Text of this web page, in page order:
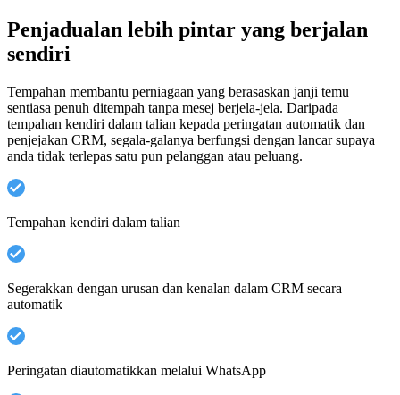
Penjadualan lebih pintar yang berjalan
sendiri
Tempahan membantu perniagaan yang berasaskan janji temu
sentiasa penuh ditempah tanpa mesej berjela-jela. Daripada
tempahan kendiri dalam talian kepada peringatan automatik dan
penjejakan CRM, segala-galanya berfungsi dengan lancar supaya
anda tidak terlepas satu pun pelanggan atau peluang.
Tempahan kendiri dalam talian
Segerakkan dengan urusan dan kenalan dalam CRM secara
automatik
Peringatan diautomatikkan melalui WhatsApp